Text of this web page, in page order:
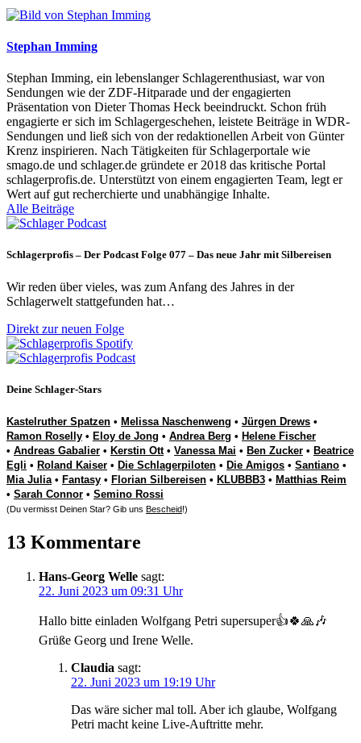
Stephan Imming
Stephan Imming, ein lebenslanger Schlagerenthusiast, war von
Sendungen wie der ZDF-Hitparade und der engagierten
Präsentation von Dieter Thomas Heck beeindruckt. Schon früh
engagierte er sich im Schlagergeschehen, leistete Beiträge in WDR-
Sendungen und ließ sich von der redaktionellen Arbeit von Günter
Krenz inspirieren. Nach Tätigkeiten für Schlagerportale wie
smago.de und schlager.de gründete er 2018 das kritische Portal
schlagerprofis.de. Unterstützt von einem engagierten Team, legt er
Wert auf gut recherchierte und unabhängige Inhalte.
Alle Beiträge
Schlagerprofis – Der Podcast Folge 077 – Das neue Jahr mit Silbereisen
Wir reden über vieles, was zum Anfang des Jahres in der
Schlagerwelt stattgefunden hat…
Direkt zur neuen Folge
Deine Schlager-Stars
Kastelruther Spatzen • Melissa Naschenweng • Jürgen Drews •
Ramon Roselly • Eloy de Jong • Andrea Berg • Helene Fischer
• Andreas Gabalier • Kerstin Ott• Vanessa Mai • Ben Zucker • Beatrice
Egli • Roland Kaiser • Die Schlagerpiloten • Die Amigos • Santiano •
Mia Julia• Fantasy • Florian Silbereisen • KLUBBB3 • Matthias Reim
• Sarah Connor • Semino Rossi
(Du vermisst Deinen Star? Gib uns Bescheid!)
13 Kommentare
Hans-Georg Welle sagt:
22. Juni 2023 um 09:31 Uhr
Hallo bitte einladen Wolfgang Petri supersuper👍🍀🙏🎶
Grüße Georg und Irene Welle.
Claudia sagt:
22. Juni 2023 um 19:19 Uhr
Das wäre sicher mal toll. Aber ich glaube, Wolfgang
Petri macht keine Live-Auftritte mehr.